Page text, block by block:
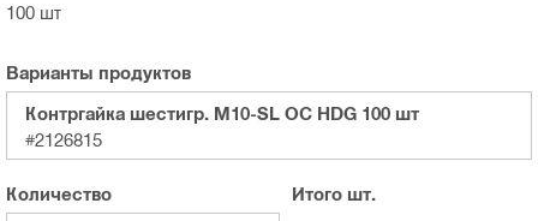
100 шт
Варианты продуктов
Контргайка шестигр. M10-SL OC HDG 100 шт
#2126815
Количество Итогошт.